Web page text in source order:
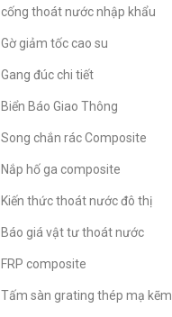
cống thoát nước nhập khẩu
Gờ giảm tốc cao su
Gang đúc chi tiết
Biển Báo Giao Thông
Song chắn rác Composite
Nắp hố ga composite
Kiến thức thoát nước đô thị
Báo giá vật tư thoát nước
FRP composite
Tấm sàn grating thép mạ kẽm